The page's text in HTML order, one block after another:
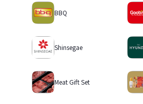
BBQ
Shinsegae
Meat Gift Set